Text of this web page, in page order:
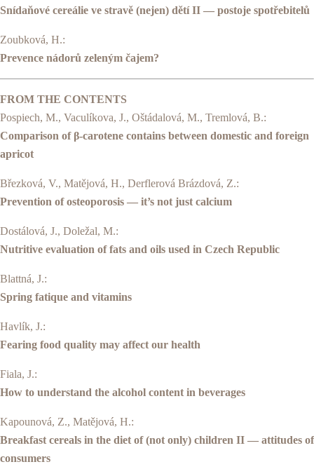
Snídaňové cereálie ve stravě (nejen) dětí II — postoje spotřebitelů
Zoubková, H.:
Prevence nádorů zeleným čajem?
FROM THE CONTENTS
Pospiech, M., Vaculíkova, J., Oštádalová, M., Tremlová, B.:
Comparison of β-carotene contains between domestic and foreign
apricot
Březková, V., Matějová, H., Derflerová Brázdová, Z.:
Prevention of osteoporosis — it’s not just calcium
Dostálová, J., Doležal, M.:
Nutritive evaluation of fats and oils used in Czech Republic
Blattná, J.:
Spring fatique and vitamins
Havlík, J.:
Fearing food quality may affect our health
Fiala, J.:
How to understand the alcohol content in beverages
Kapounová, Z., Matějová, H.:
Breakfast cereals in the diet of (not only) children II — attitudes of
consumers